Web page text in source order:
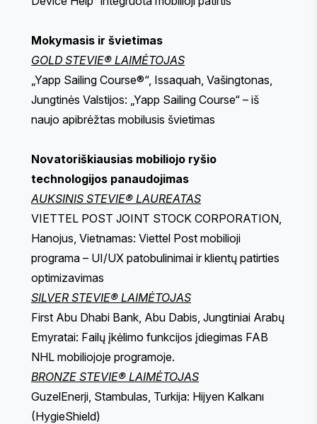
Mokymasis ir švietimas
GOLD STEVIE® LAIMĖTOJAS
„Yapp Sailing Course®“, Issaquah, Vašingtonas,
Jungtinės Valstijos: „Yapp Sailing Course“ – iš
naujo apibrėžtas mobilusis švietimas
Novatoriškiausias mobiliojo ryšio
technologijos panaudojimas
AUKSINIS STEVIE® LAUREATAS
VIETTEL POST JOINT STOCK CORPORATION,
Hanojus, Vietnamas: Viettel Post mobilioji
programa – UI/UX patobulinimai ir klientų patirties
optimizavimas
SILVER STEVIE® LAIMĖTOJAS
First Abu Dhabi Bank, Abu Dabis, Jungtiniai Arabų
Emyratai: Failų įkėlimo funkcijos įdiegimas FAB
NHL mobiliojoje programoje.
BRONZE STEVIE® LAIMĖTOJAS
GuzelEnerji, Stambulas, Turkija: Hijyen Kalkanı
(HygieShield)